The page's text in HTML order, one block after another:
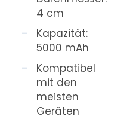
4 cm
Kapazität:
5000 mAh
Kompatibel
mit den
meisten
Geräten